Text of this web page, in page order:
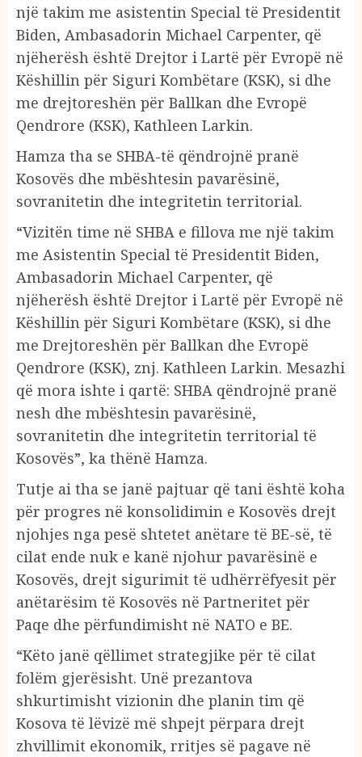
një takim me asistentin Special të Presidentit
Biden, Ambasadorin Michael Carpenter, që
njëherësh është Drejtor i Lartë për Evropë në
Këshillin për Siguri Kombëtare (KSK), si dhe
me drejtoreshën për Ballkan dhe Evropë
Qendrore (KSK), Kathleen Larkin.
Hamza tha se SHBA-të qëndrojnë pranë
Kosovës dhe mbështesin pavarësinë,
sovranitetin dhe integritetin territorial.
“Vizitën time në SHBA e fillova me një takim
me Asistentin Special të Presidentit Biden,
Ambasadorin Michael Carpenter, që
njëherësh është Drejtor i Lartë për Evropë në
Këshillin për Siguri Kombëtare (KSK), si dhe
me Drejtoreshën për Ballkan dhe Evropë
Qendrore (KSK), znj. Kathleen Larkin. Mesazhi
që mora ishte i qartë: SHBA qëndrojnë pranë
nesh dhe mbështesin pavarësinë,
sovranitetin dhe integritetin territorial të
Kosovës”, ka thënë Hamza.
Tutje ai tha se janë pajtuar që tani është koha
për progres në konsolidimin e Kosovës drejt
njohjes nga pesë shtetet anëtare të BE-së, të
cilat ende nuk e kanë njohur pavarësinë e
Kosovës, drejt sigurimit të udhërrëfyesit për
anëtarësim të Kosovës në Partneritet për
Paqe dhe përfundimisht në NATO e BE.
“Këto janë qëllimet strategjike për të cilat
folëm gjerësisht. Unë prezantova
shkurtimisht vizionin dhe planin tim që
Kosova të lëvizë më shpejt përpara drejt
zhvillimit ekonomik, rritjes së pagave në